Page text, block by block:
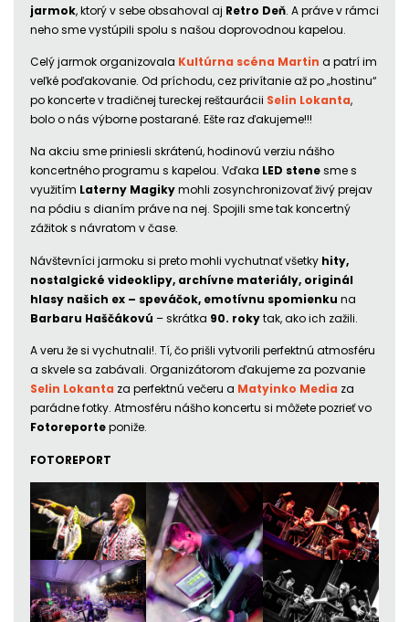
jarmok, ktorý v sebe obsahoval aj Retro Deň. A práve v rámci
neho sme vystúpili spolu s našou doprovodnou kapelou.
Celý jarmok organizovala Kultúrna scéna Martin a patrí im
veľké poďakovanie. Od príchodu, cez privítanie až po „hostinu“
po koncerte v tradičnej tureckej reštaurácii Selin Lokanta,
bolo o nás výborne postarané. Ešte raz ďakujeme!!!
Na akciu sme priniesli skrátenú, hodinovú verziu nášho
koncertného programu s kapelou. Vďaka LED stenesme s
využitím Laterny Magikymohli zosynchronizovať živý prejav
na pódiu s dianím práve na nej. Spojili sme tak koncertný
zážitok s návratom v čase.
Návštevníci jarmoku si preto mohli vychutnať všetky hity,
nostalgické videoklipy, archívne materiály, originál
hlasy našich ex – speváčok, emotívnu spomienku na
Barbaru Haščákovú – skrátka 90. rokytak, ako ich zažili.
A veru že si vychutnali!. Tí, čo prišli vytvorili perfektnú atmosféru
a skvele sa zabávali. Organizátorom ďakujeme za pozvanie
Selin Lokanta za perfektnú večeru a Matyinko Media za
parádne fotky. Atmosféru nášho koncertu si môžete pozrieť vo
Fotoreporteponiže.
FOTOREPORT